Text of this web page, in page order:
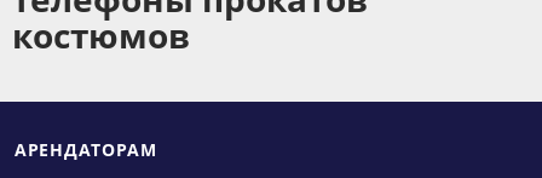
костюмов
АРЕНДАТОРАМ